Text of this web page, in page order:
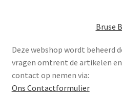
Bruse
Deze webshop wordt beheerd
vragen omtrent de artikelen
contact op nemen via:
Ons Contactformulier